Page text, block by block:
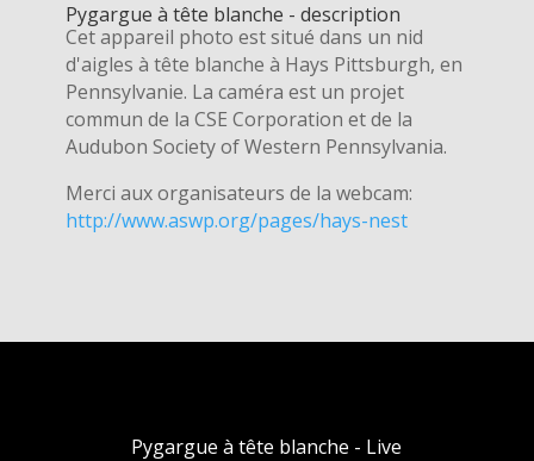
Pygargue à tête blanche - description
Cet appareil photo est situé dans un nid
d'aigles à tête blanche à Hays Pittsburgh, en
Pennsylvanie. La caméra est un projet
commun de la CSE Corporation et de la
Audubon Society of Western Pennsylvania.
Merci aux organisateurs de la webcam:
http://www.aswp.org/pages/hays-nest
Pygargue à tête blanche - Live